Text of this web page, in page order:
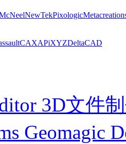
NewTekPixologic
CAXAPiXYZDeltaCAD
3D文件
Geomagic